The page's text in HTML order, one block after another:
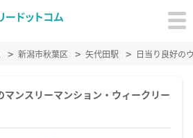
新潟市秋葉区 矢代田駅 日当り良好の
マンスリーマンション・ウィークリー